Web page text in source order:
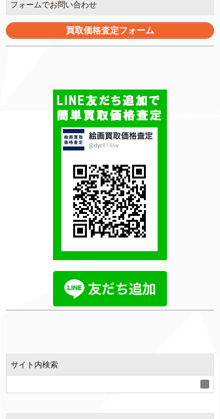
フォームでお問い合わせ
買取価格査定フォーム
サイト内検索